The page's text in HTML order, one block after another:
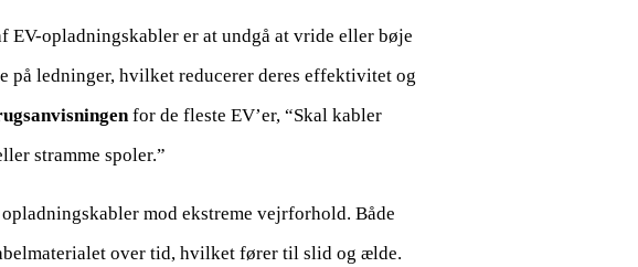
opladningskabler er at undgå at vride eller bøje
på ledninger, hvilket reducerer deres effektivitet og
for de fleste EV’er, “Skal kabler
stramme spoler.”
mod ekstreme vejrforhold. Både
over tid, hvilket fører til slid og ælde.